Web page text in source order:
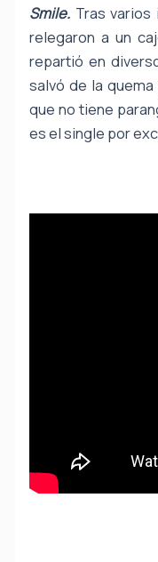
Smile. Tras varios
relegaron a un
repartió en
salvó de la
que no tiene
es el single por